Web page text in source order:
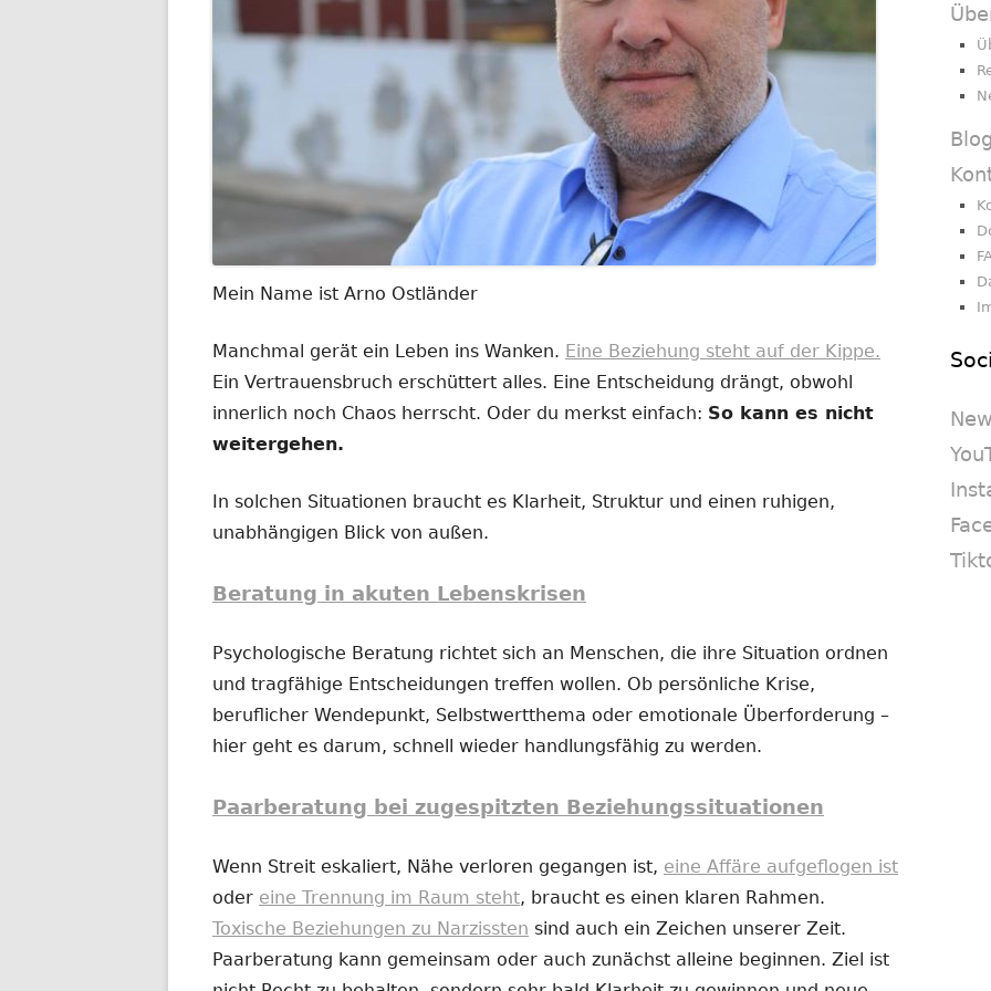
Mein Name ist Arno Ostländer
Manchmal gerät ein Leben ins Wanken. Eine Beziehung steht auf der Kippe.
Ein Vertrauensbruch erschüttert alles. Eine Entscheidung drängt, obwohl
innerlich noch Chaos herrscht. Oder du merkst einfach: So kann es nicht
weitergehen.
In solchen Situationen braucht es Klarheit, Struktur und einen ruhigen,
unabhängigen Blick von außen.
Beratung in akuten Lebenskrisen
Psychologische Beratung richtet sich an Menschen, die ihre Situation ordnen
und tragfähige Entscheidungen treffen wollen. Ob persönliche Krise,
beruflicher Wendepunkt, Selbstwertthema oder emotionale Überforderung –
hier geht es darum, schnell wieder handlungsfähig zu werden.
Paarberatung bei zugespitzten Beziehungssituationen
Wenn Streit eskaliert, Nähe verloren gegangen ist, eine Affäre aufgeflogen ist
oder eine Trennung im Raum steht, braucht es einen klaren Rahmen.
Toxische Beziehungen zu Narzissten sind auch ein Zeichen unserer Zeit.
Paarberatung kann gemeinsam oder auch zunächst alleine beginnen. Ziel ist
Blog